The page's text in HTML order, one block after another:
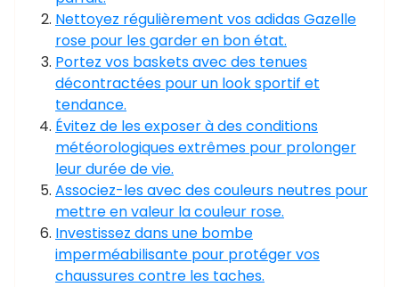
Nettoyez régulièrement vos adidas Gazelle
rose pour les garder en bon état.
Portez vos baskets avec des tenues
décontractées pour un look sportif et
tendance.
Évitez de les exposer à des conditions
météorologiques extrêmes pour prolonger
leur durée de vie.
Associez-les avec des couleurs neutres pour
mettre en valeur la couleur rose.
Investissez dans une bombe
imperméabilisante pour protéger vos
chaussures contre les taches.